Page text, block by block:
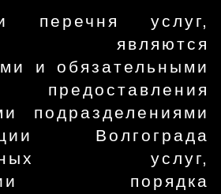
перечня услуг,
являются
и обязательными
подразделениями
Волгограда
услуг,
порядка